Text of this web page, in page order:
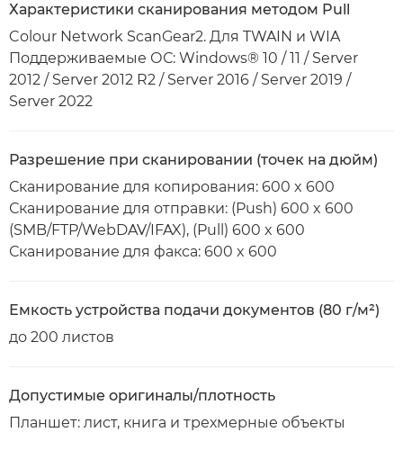
Характеристики сканирования методом Pull
Colour Network ScanGear2. Для TWAIN и WIA
Поддерживаемые ОС: Windows® 10 / 11 / Server
2012 / Server 2012 R2 / Server 2016 / Server 2019 /
Server 2022
Разрешение при сканировании (точек на дюйм)
Сканирование для копирования: 600 x 600
Сканирование для отправки: (Push) 600 x 600
(SMB/FTP/WebDAV/IFAX), (Pull) 600 x 600
Сканирование для факса: 600 x 600
Емкость устройства подачи документов (80 г/м²)
до 200 листов
Допустимые оригиналы/плотность
Планшет: лист, книга и трехмерные объекты